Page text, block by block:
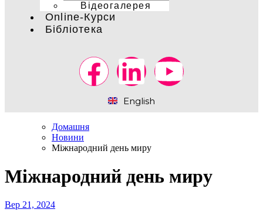
Відеогалерея
Online-Курси
Бібліотека
English
Домашня
Новини
Міжнародний день миру
Міжнародний день миру
Вер 21, 2024